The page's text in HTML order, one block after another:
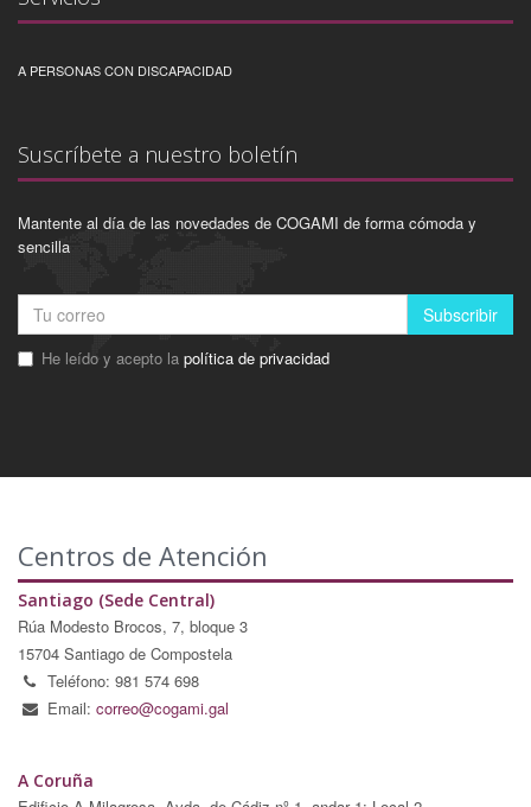
A PERSONAS CON DISCAPACIDAD
Suscríbete a nuestro boletín
Mantente al día de las novedades de COGAMI de forma cómoda y
sencilla
Subscribir
He leído y acepto la política de privacidad
Centros de Atención
Santiago (Sede Central)
Rúa Modesto Brocos, 7, bloque 3
15704 Santiago de Compostela
Teléfono: 981 574 698
Email: correo@cogami.gal
A Coruña